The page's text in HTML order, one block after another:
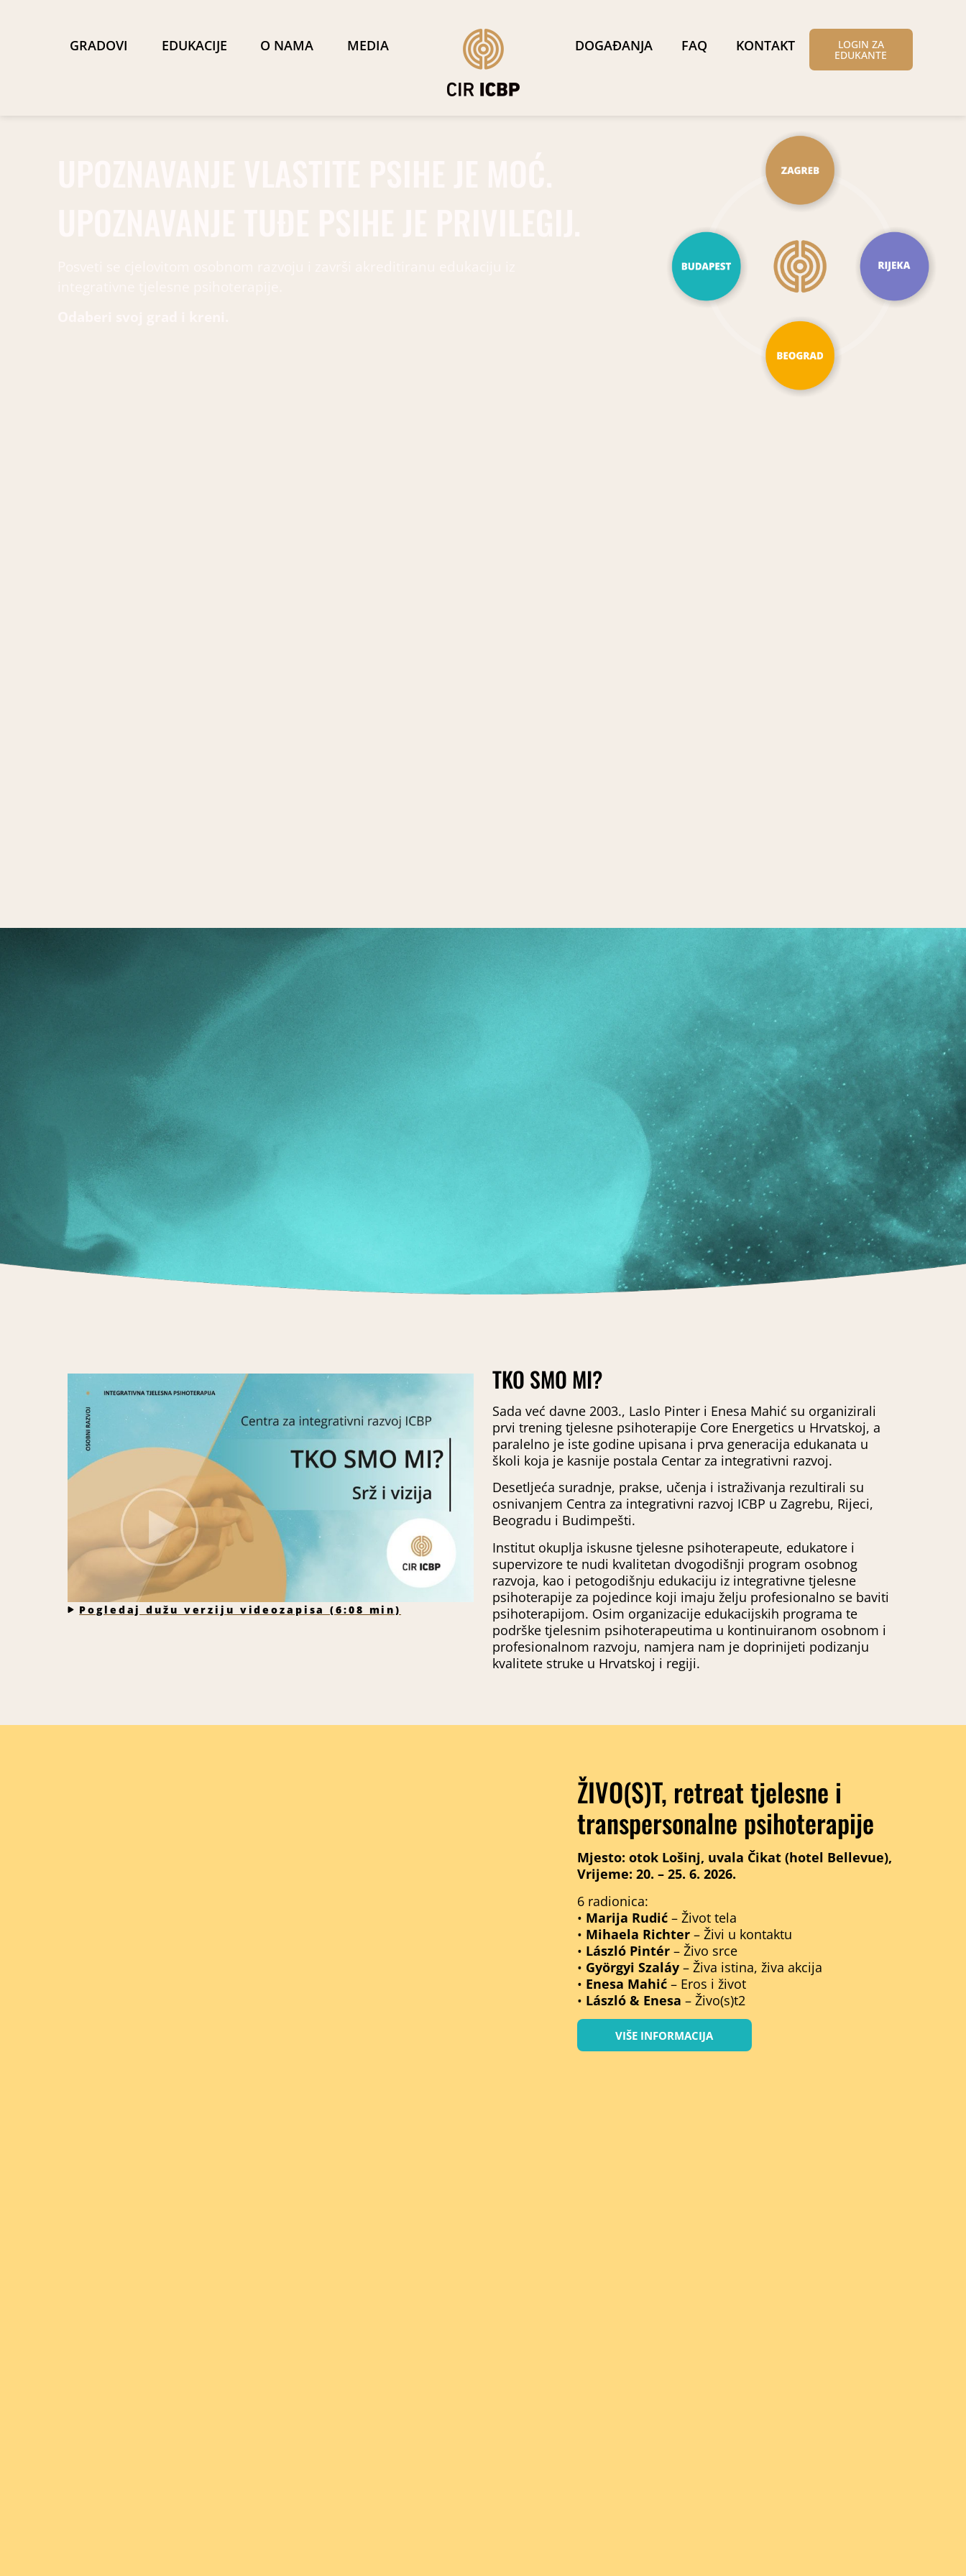
GRADOVI EDUKACIJE O NAMA MEDIA DOGAĐANJA FAQ KONTAKT LOGIN ZA
EDUKANTE
Pogledaj dužu verziju videozapisa (6:08 min)
TKO SMO MI?
Sada već davne 2003., Laslo Pinter i Enesa Mahić su organizirali
prvi trening tjelesne psihoterapije Core Energetics u Hrvatskoj, a
paralelno je iste godine upisana i prva generacija edukanata u
školi koja je kasnije postala Centar za integrativni razvoj.
Desetljeća suradnje, prakse, učenja i istraživanja rezultirali su
osnivanjem Centra za integrativni razvoj ICBP u Zagrebu, Rijeci,
Beogradu i Budimpešti.
Institut okuplja iskusne tjelesne psihoterapeute, edukatore i
supervizore te nudi kvalitetan dvogodišnji program osobnog
razvoja, kao i petogodišnju edukaciju iz integrativne tjelesne
psihoterapije za pojedince koji imaju želju profesionalno se baviti
psihoterapijom. Osim organizacije edukacijskih programa te
podrške tjelesnim psihoterapeutima u kontinuiranom osobnom i
profesionalnom razvoju, namjera nam je doprinijeti podizanju
kvalitete struke u Hrvatskoj i regiji.
ŽIVO(S)T, retreat tjelesne i
transpersonalne psihoterapije
Mjesto: otok Lošinj, uvala Čikat (hotel Bellevue),
Vrijeme: 20. – 25. 6. 2026.
6 radionica:
• Marija Rudić– Život tela
• Mihaela Richter– Živi u kontaktu
• László Pintér– Živo srce
• Györgyi Szaláy– Živa istina, živa akcija
• Enesa Mahić– Eros i život
• László & Enesa – Živo(s)t2
VIŠE INFORMACIJA